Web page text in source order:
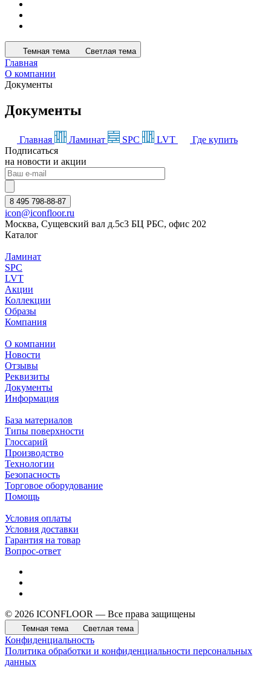
Темная тема Светлая тема
Главная
О компании
Документы
Документы
Главная Ламинат SPC LVT
Где купить
Подписаться
на новости и акции
8 495 798-88-87
icon@iconfloor.ru
Москва, Сущевский вал д.5с3 БЦ РБС, офис 202
Каталог
Ламинат
SPC
LVT
Акции
Коллекции
Образы
Компания
О компании
Новости
Отзывы
Реквизиты
Документы
Информация
База материалов
Типы поверхности
Глоссарий
Производство
Технологии
Безопасность
Торговое оборудование
Помощь
Условия оплаты
Условия доставки
Гарантия на товар
Вопрос-ответ
© 2026 ICONFLOOR — Все права защищены
Темная тема Светлая тема
Конфиденциальность
Политика обработки и конфиденциальности персональных
данных